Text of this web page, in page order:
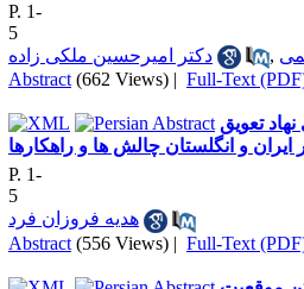
P. 1-
5
دکتر امیرحسین ملکی زاده
,
Abstract (662 Views) | Full-Text
تعویق
P. 1-
5
هدیه فروزان فرد
Abstract (556 Views) | Full-Text